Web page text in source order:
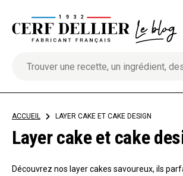
contenu
ACCUEIL > LAYER CAKE ET CAKE DESIGN
Layer cake et cake
Découvrez nos layer cakes savoureux, ils